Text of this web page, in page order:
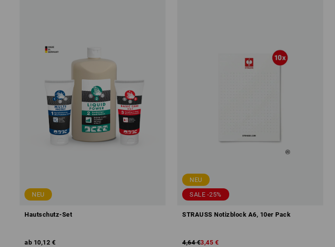
NEU
Hautschutz-Set
ab 10,12 €
NEU
SALE -25%
STRAUSS Notizblock A6, 10er Pack
4,64 €3,45 €